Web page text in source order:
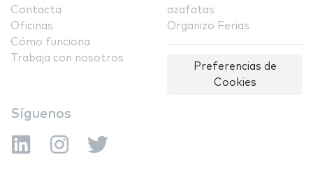
Contacta
Oficinas
Cómo funciona
Trabaja con nosotros
azafatas
Organizo Ferias
Preferencias de
Cookies
Síguenos